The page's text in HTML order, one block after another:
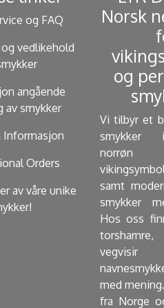
og FAQ
vedlikehold
angående
av smykker
Informasjon
Orders
av våre unike
Norsk
og
Vi tilbyr et
smykker
norrøn
samt
smykker
Hos oss
torshamre,
med
fra Norge